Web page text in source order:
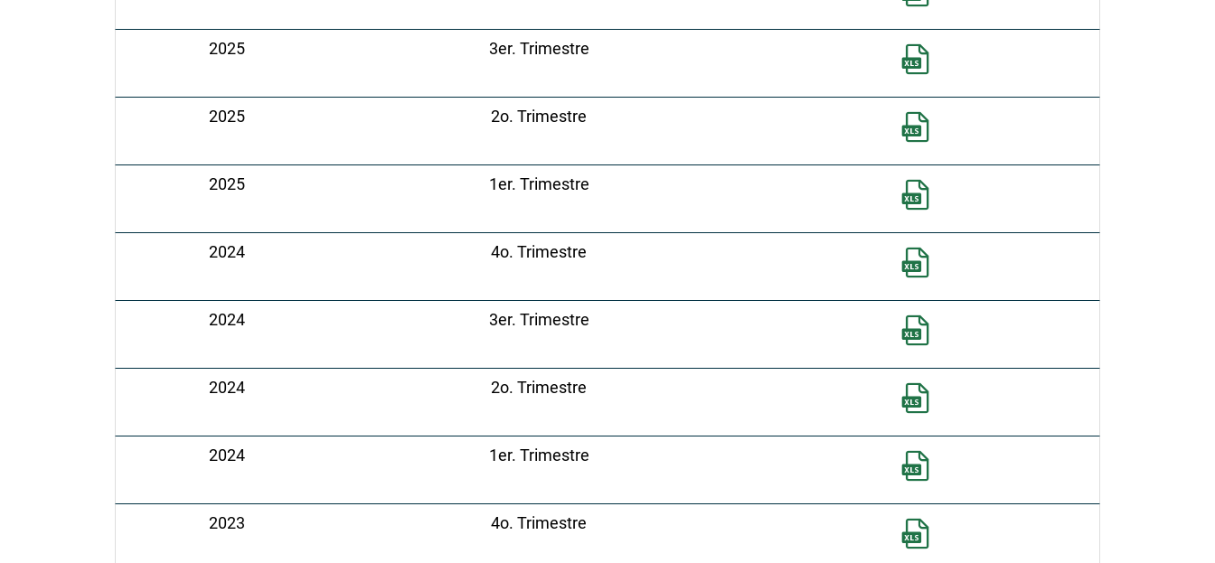
2025 3er. Trimestre
2025 2o. Trimestre
2025 1er. Trimestre
2024 4o. Trimestre
2024 3er. Trimestre
2024 2o. Trimestre
2024 1er. Trimestre
2023 4o. Trimestre